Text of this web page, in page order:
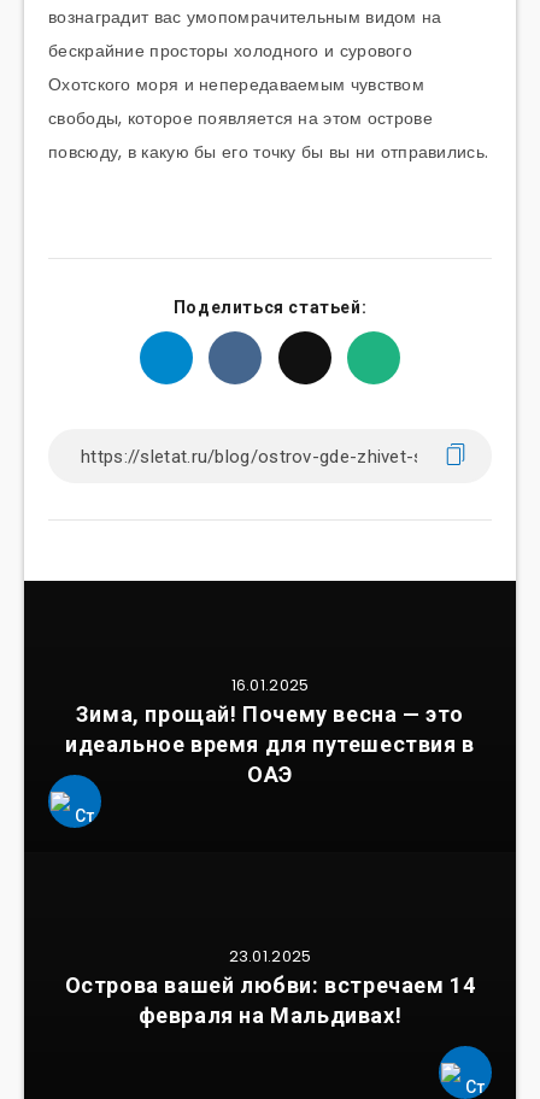
вознаградит вас умопомрачительным видом на
бескрайние просторы холодного и сурового
Охотского моря и непередаваемым чувством
свободы, которое появляется на этом острове
повсюду, в какую бы его точку бы вы ни отправились.
Поделиться статьей:
16.01.2025
Зима, прощай! Почему весна — это
идеальное время для путешествия в
ОАЭ
23.01.2025
Острова вашей любви: встречаем 14
февраля на Мальдивах!